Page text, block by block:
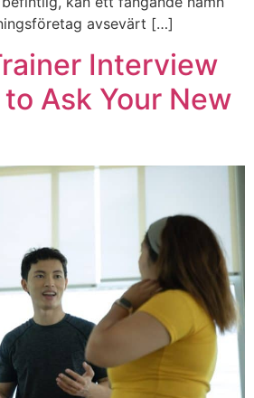
avsevärt […]
Interview
Ask Your New